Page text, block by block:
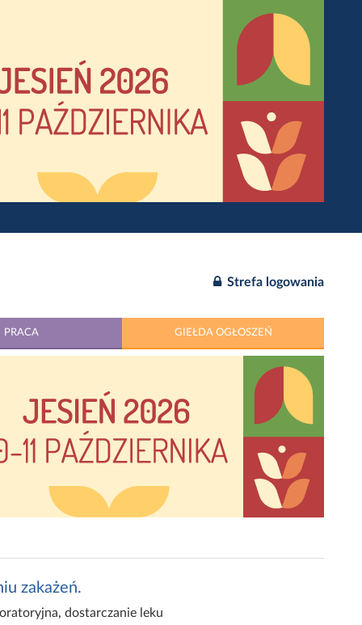
Strefa logowania
PRACA GIEŁDA OGŁOSZEŃ
zakażeń.
, dostarczanie leku